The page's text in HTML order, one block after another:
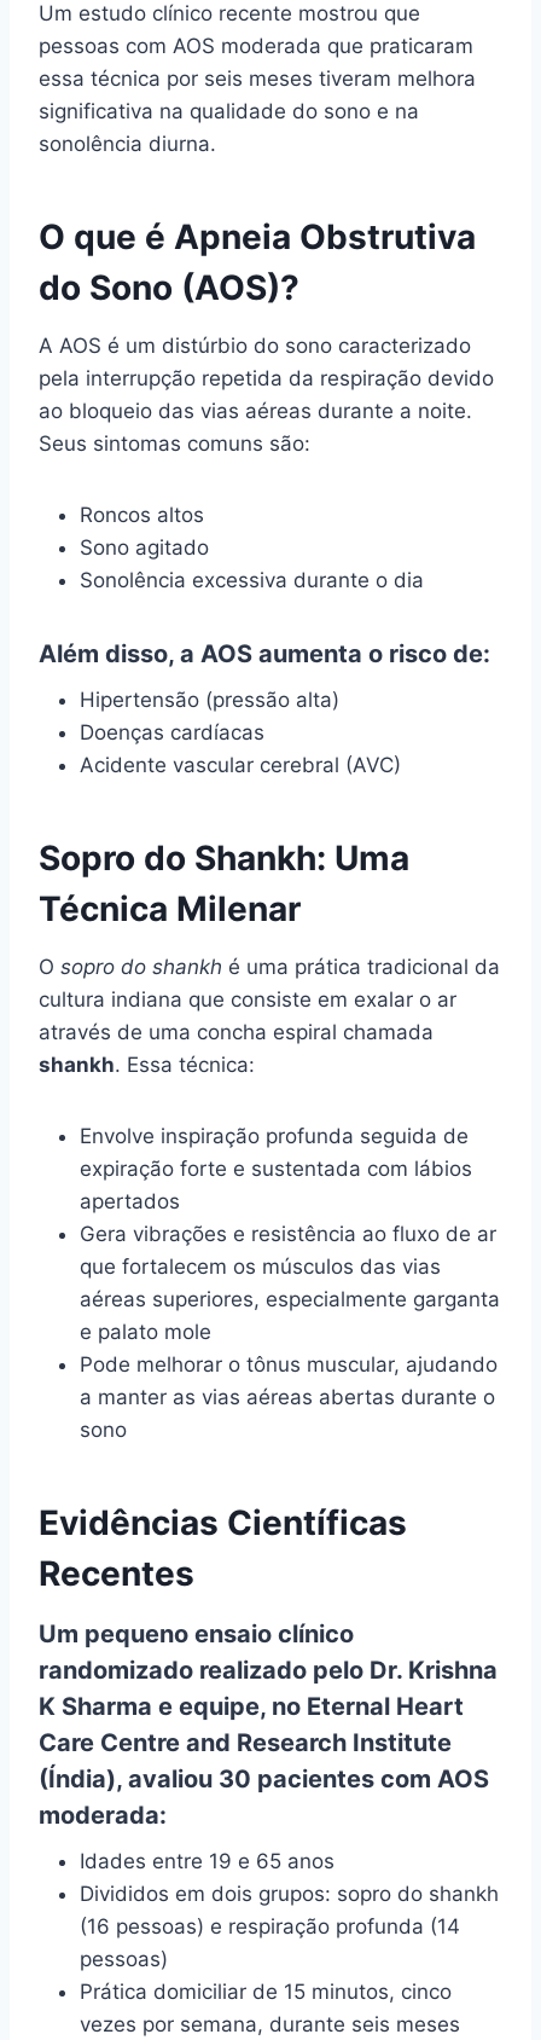
Um estudo clínico recente mostrou que
pessoas com AOS moderada que praticaram
essa técnica por seis meses tiveram melhora
significativa na qualidade do sono e na
sonolência diurna.
O que é Apneia Obstrutiva
do Sono (AOS)?
A AOS é um distúrbio do sono caracterizado
pela interrupção repetida da respiração devido
ao bloqueio das vias aéreas durante a noite.
Seus sintomas comuns são:
Roncos altos
Sono agitado
Sonolência excessiva durante o dia
Além disso, a AOS aumenta o risco de:
Hipertensão (pressão alta)
Doenças cardíacas
Acidente vascular cerebral (AVC)
Sopro do Shankh: Uma
Técnica Milenar
O sopro do shankh é uma prática tradicional da
cultura indiana que consiste em exalar o ar
através de uma concha espiral chamada
shankh. Essa técnica:
Envolve inspiração profunda seguida de
expiração forte e sustentada com lábios
apertados
Gera vibrações e resistência ao fluxo de ar
que fortalecem os músculos das vias
aéreas superiores, especialmente garganta
e palato mole
Pode melhorar o tônus muscular, ajudando
a manter as vias aéreas abertas durante o
sono
Evidências Científicas
Recentes
Um pequeno ensaio clínico
randomizado realizado pelo Dr. Krishna
K Sharma e equipe, no Eternal Heart
Care Centre and Research Institute
(Índia), avaliou 30 pacientes com AOS
moderada:
Idades entre 19 e 65 anos
Divididos em dois grupos: sopro do shankh
(16 pessoas) e respiração profunda (14
pessoas)
Prática domiciliar de 15 minutos, cinco
vezes por semana, durante seis meses